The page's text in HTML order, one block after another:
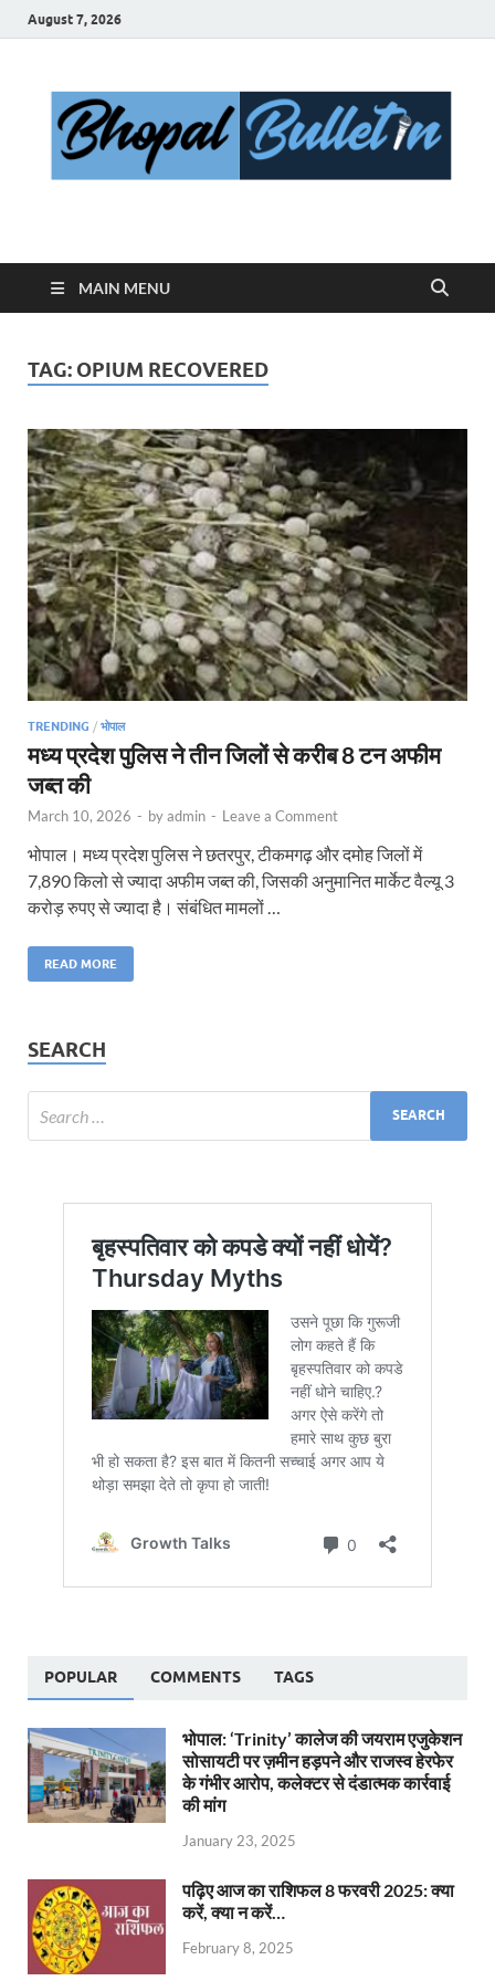
August 7, 2026
Bhopal Bulletin
MAIN MENU
TAG: OPIUM RECOVERED
TRENDING / भोपाल
मध्य प्रदेश पुलिस ने तीन जिलों से करीब 8 टन अफीम
जब्त की
March 10, 2026 - byadmin - Leave a Comment
भोपाल। मध्य प्रदेश पुलिस ने छतरपुर, टीकमगढ़ और दमोह जिलों में
7,890 किलो से ज्यादा अफीम जब्त की, जिसकी अनुमानित मार्केट वैल्यू 3
करोड़ रुपए से ज्यादा है। संबंधित मामलों …
READ MORE
SEARCH
POPULAR COMMENTS TAGS
भोपाल: ‘Trinity’ कालेज की जयराम एजुकेशन
सोसायटी पर ज़मीन हड़पने और राजस्व हेरफेर
के गंभीर आरोप, कलेक्टर से दंडात्मक कार्रवाई
की मांग
January 23, 2025
पढ़िए आज का राशिफल 8 फरवरी 2025: क्या
करें, क्या न करें…
February 8, 2025